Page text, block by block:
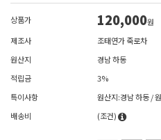
상품가 120,000원
제조사
조태연가 죽로차
원산지
경남 하동
적립금
3%
특이사항
원산지:경남 하동 /
배송비
(조건)